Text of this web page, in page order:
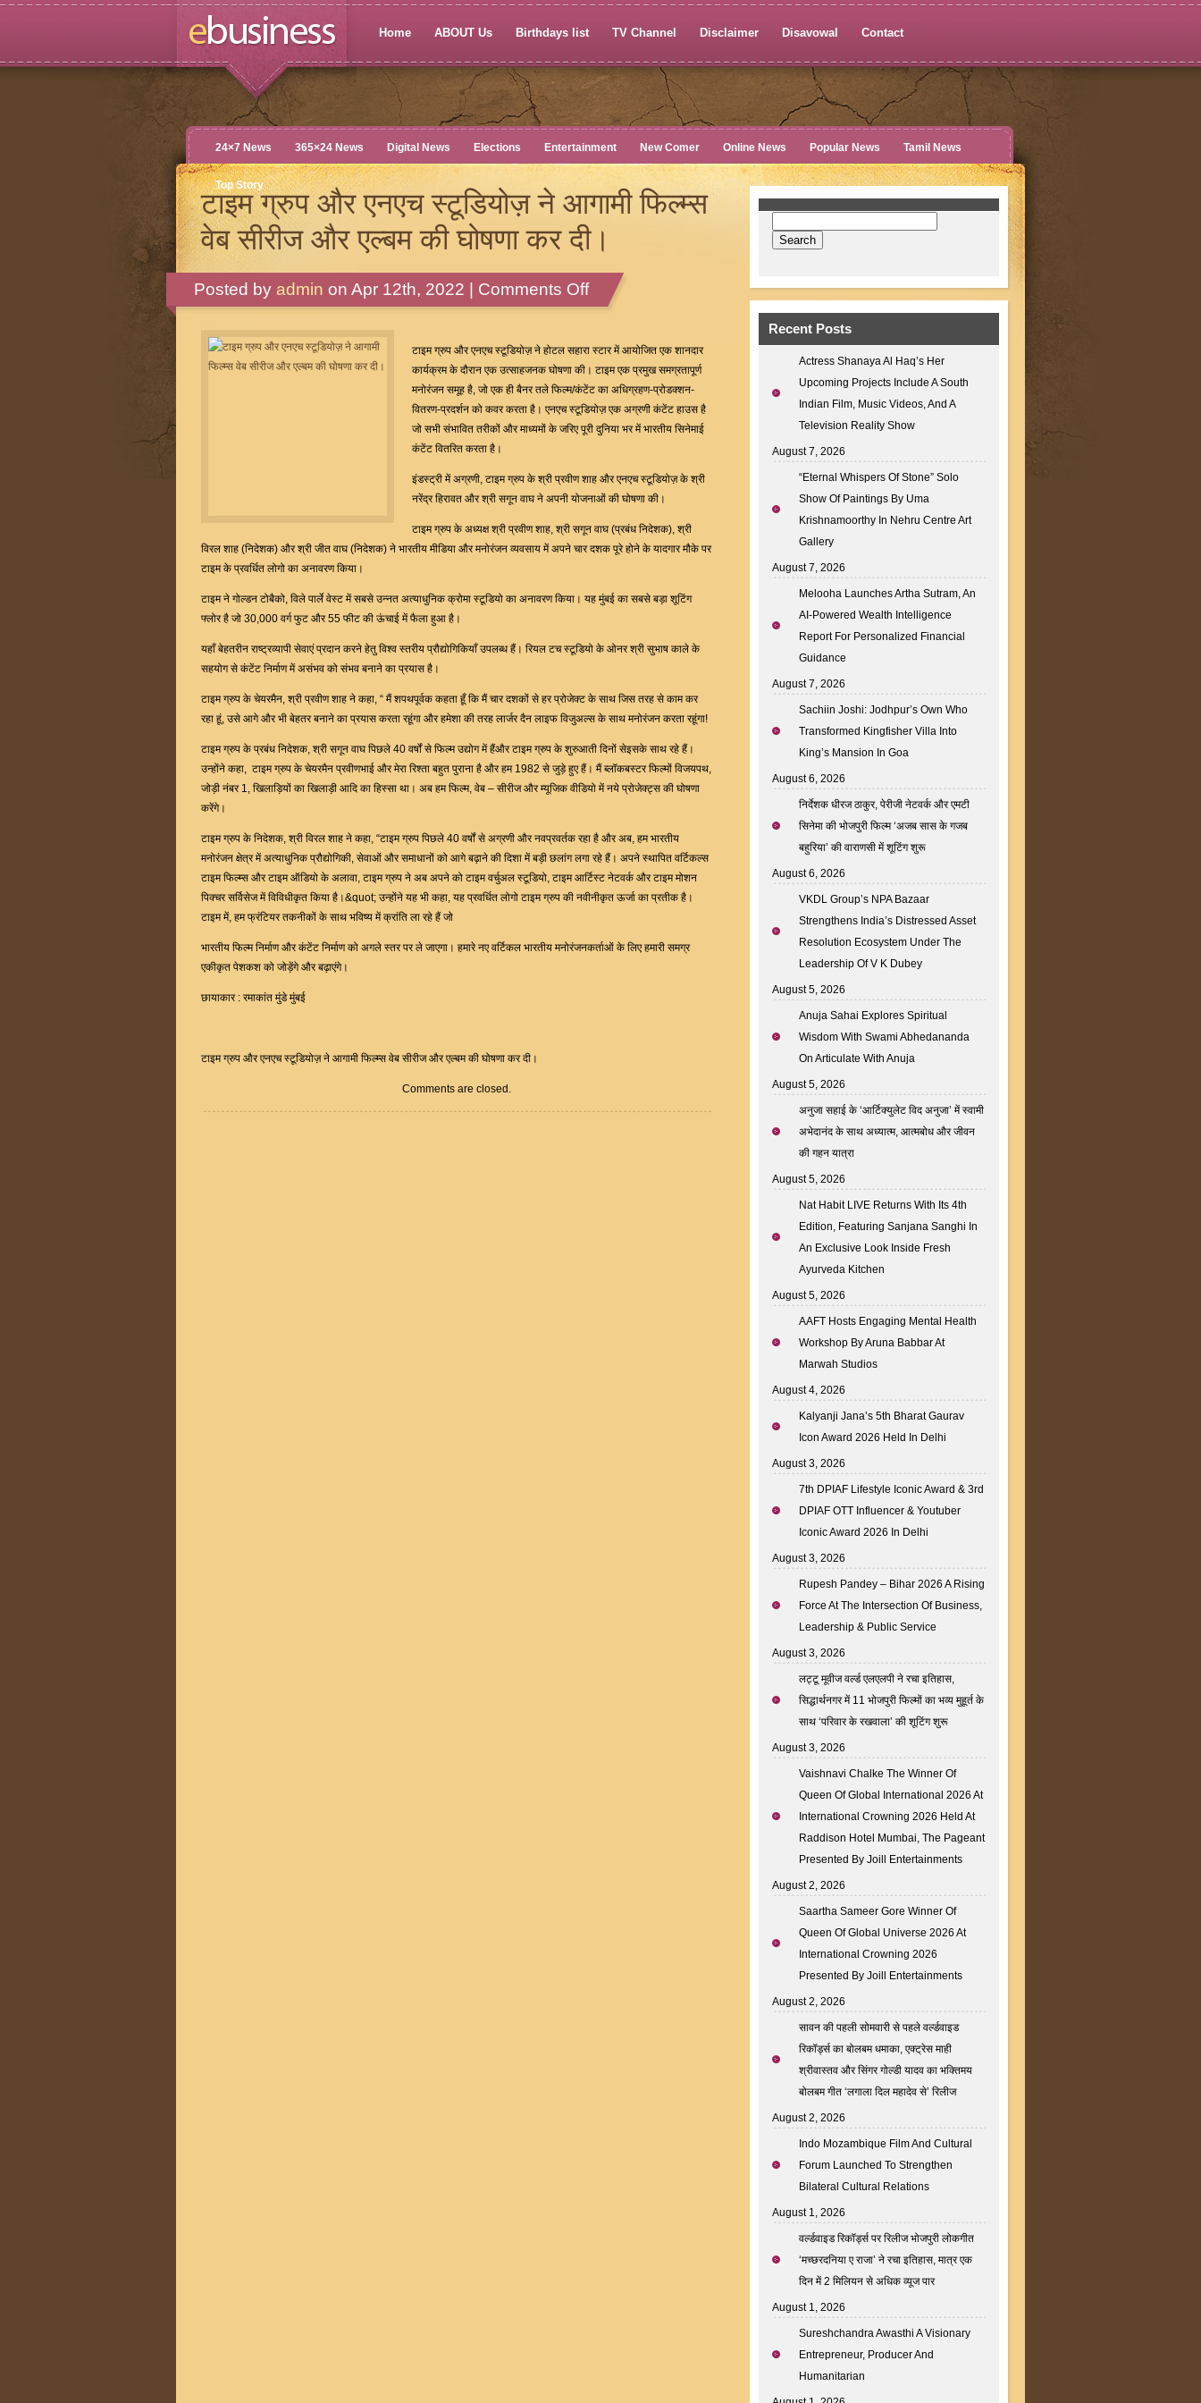
Home ABOUT Us Birthdays list TV Channel Disclaimer Disavowal Contact
24×7 News 365×24 News Digital News Elections Entertainment New Comer Online News Popular News Tamil News
Top Story
टाइम ग्रुप और एनएच स्टूडियोज़ ने आगामी फिल्म्स
वेब सीरीज और एल्बम की घोषणा कर दी।
Posted by admin on Apr 12th, 2022 | Comments Offon
टाइम
और
एनएच
स्टूडियोज़
ने
आगामी
सीरीज
और
एल्बम
की
दी।
टाइम ग्रुप और एनएच स्टूडियोज़ ने होटल सहारा स्टार में आयोजित एक शानदार
कार्यक्रम के दौरान एक उत्साहजनक घोषणा की। टाइम एक प्रमुख समग्रतापूर्ण
मनोरंजन समूह है, जो एक ही बैनर तले फिल्म/कंटेंट का अधिग्रहण-प्रोडक्शन-
वितरण-प्रदर्शन को कवर करता है। एनएच स्टूडियोज़ एक अग्रणी कंटेंट हाउस है
जो सभी संभावित तरीकों और माध्यमों के जरिए पूरी दुनिया भर में भारतीय सिनेमाई
कंटेंट वितरित करता है।
इंडस्ट्री में अग्रणी, टाइम ग्रुप के श्री प्रवीण शाह और एनएच स्टूडियोज़ के श्री
नरेंद्र हिरावत और श्री सगून वाघ ने अपनी योजनाओं की घोषणा की।
टाइम ग्रुप के अध्यक्ष श्री प्रवीण शाह, श्री सगून वाघ (प्रबंध निदेशक), श्री
विरल शाह (निदेशक) और श्री जीत वाघ (निदेशक) ने भारतीय मीडिया और मनोरंजन व्यवसाय में अपने चार दशक पूरे होने के यादगार मौके पर
टाइम के प्रवर्धित लोगो का अनावरण किया।
टाइम ने गोल्डन टोबैको, विले पार्ले वेस्ट में सबसे उन्नत अत्याधुनिक क्रोमा स्टूडियो का अनावरण किया। यह मुंबई का सबसे बड़ा शूटिंग
फ्लोर है जो 30,000 वर्ग फुट और 55 फीट की ऊंचाई में फैला हुआ है।
यहाँ बेहतरीन राष्ट्रव्यापी सेवाएं प्रदान करने हेतु विश्व स्तरीय प्रौद्योगिकियाँ उपलब्ध हैं। रियल टच स्टूडियो के ओनर श्री सुभाष काले के
सहयोग से कंटेंट निर्माण में असंभव को संभव बनाने का प्रयास है।
टाइम ग्रुप के चेयरमैन, श्री प्रवीण शाह ने कहा, “ मैं शपथपूर्वक कहता हूँ कि मैं चार दशकों से हर प्रोजेक्ट के साथ जिस तरह से काम कर
रहा हूं, उसे आगे और भी बेहतर बनाने का प्रयास करता रहूंगा और हमेशा की तरह लार्जर दैन लाइफ विजुअल्स के साथ मनोरंजन करता रहूंगा!
टाइम ग्रुप के प्रबंध निदेशक, श्री सगून वाघ पिछले 40 वर्षों से फिल्म उद्योग में हैंऔर टाइम ग्रुप के शुरुआती दिनों सेइसके साथ रहे हैं।
उन्होंने कहा, टाइम ग्रुप के चेयरमैन प्रवीणभाई और मेरा रिश्ता बहुत पुराना है और हम 1982 से जुड़े हुए हैं। मैं ब्लॉकबस्टर फिल्मों विजयपथ,
जोड़ी नंबर 1, खिलाड़ियों का खिलाड़ी आदि का हिस्सा था। अब हम फिल्म, वेब – सीरीज और म्यूजिक वीडियो में नये प्रोजेक्ट्स की घोषणा
करेंगे।
टाइम ग्रुप के निदेशक, श्री विरल शाह ने कहा, “टाइम ग्रुप पिछले 40 वर्षों से अग्रणी और नवप्रवर्तक रहा है और अब, हम भारतीय
मनोरंजन क्षेत्र में अत्याधुनिक प्रौद्योगिकी, सेवाओं और समाधानों को आगे बढ़ाने की दिशा में बड़ी छलांग लगा रहे हैं। अपने स्थापित वर्टिकल्स
टाइम फिल्म्स और टाइम ऑडियो के अलावा, टाइम ग्रुप ने अब अपने को टाइम वर्चुअल स्टूडियो, टाइम आर्टिस्ट नेटवर्क और टाइम मोशन
पिक्चर सर्विसेज में विविधीकृत किया है।&quot; उन्होंने यह भी कहा, यह प्रवर्धित लोगो टाइम ग्रुप की नवीनीकृत ऊर्जा का प्रतीक है।
टाइम में, हम फ्रंटियर तकनीकों के साथ भविष्य में क्रांति ला रहे हैं जो
भारतीय फिल्म निर्माण और कंटेंट निर्माण को अगले स्तर पर ले जाएगा। हमारे नए वर्टिकल भारतीय मनोरंजनकर्ताओं के लिए हमारी समग्र
एकीकृत पेशकश को जोड़ेंगे और बढ़ाएंगे।
छायाकार : रमाकांत मुंडे मुंबई
टाइम ग्रुप और एनएच स्टूडियोज़ ने आगामी फिल्म्स वेब सीरीज और एल्बम की घोषणा कर दी।
Comments are closed.
Recent Posts
Actress Shanaya Al Haq’s Her
Upcoming Projects Include A South
Indian Film, Music Videos, And A
Television Reality Show
August 7, 2026
“Eternal Whispers Of Stone” Solo
Show Of Paintings By Uma
Krishnamoorthy In Nehru Centre Art
Gallery
August 7, 2026
Melooha Launches Artha Sutram, An
AI-Powered Wealth Intelligence
Report For Personalized Financial
Guidance
August 7, 2026
Sachiin Joshi: Jodhpur’s Own Who
Transformed Kingfisher Villa Into
King’s Mansion In Goa
August 6, 2026
निर्देशक धीरज ठाकुर, पेरीजी नेटवर्क और एमटी
सिनेमा की भोजपुरी फिल्म ‘अजब सास के गजब
बहुरिया’ की वाराणसी में शूटिंग शुरू
August 6, 2026
VKDL Group’s NPA Bazaar
Strengthens India’s Distressed Asset
Resolution Ecosystem Under The
Leadership Of V K Dubey
August 5, 2026
Anuja Sahai Explores Spiritual
Wisdom With Swami Abhedananda
On Articulate With Anuja
August 5, 2026
अनुजा सहाई के ‘आर्टिक्युलेट विद अनुजा’ में स्वामी
अभेदानंद के साथ अध्यात्म, आत्मबोध और जीवन
की गहन यात्रा
August 5, 2026
Nat Habit LIVE Returns With Its 4th
Edition, Featuring Sanjana Sanghi In
An Exclusive Look Inside Fresh
Ayurveda Kitchen
August 5, 2026
AAFT Hosts Engaging Mental Health
Workshop By Aruna Babbar At
Marwah Studios
August 4, 2026
Kalyanji Jana’s 5th Bharat Gaurav
Icon Award 2026 Held In Delhi
August 3, 2026
7th DPIAF Lifestyle Iconic Award & 3rd
DPIAF OTT Influencer & Youtuber
Iconic Award 2026 In Delhi
August 3, 2026
Rupesh Pandey – Bihar 2026 A Rising
Force At The Intersection Of Business,
Leadership & Public Service
August 3, 2026
लट्टू मूवीज वर्ल्ड एलएलपी ने रचा इतिहास,
सिद्धार्थनगर में 11 भोजपुरी फिल्मों का भव्य मुहूर्त के
साथ ‘परिवार के रखवाला’ की शूटिंग शुरू
August 3, 2026
Vaishnavi Chalke The Winner Of
Queen Of Global International 2026 At
International Crowning 2026 Held At
Raddison Hotel Mumbai, The Pageant
Presented By Joill Entertainments
August 2, 2026
Saartha Sameer Gore Winner Of
Queen Of Global Universe 2026 At
International Crowning 2026
Presented By Joill Entertainments
August 2, 2026
सावन की पहली सोमवारी से पहले वर्ल्डवाइड
रिकॉर्ड्स का बोलबम धमाका, एक्ट्रेस माही
श्रीवास्तव और सिंगर गोल्डी यादव का भक्तिमय
बोलबम गीत ‘लगाला दिल महादेव से’ रिलीज
August 2, 2026
Indo Mozambique Film And Cultural
Forum Launched To Strengthen
Bilateral Cultural Relations
August 1, 2026
वर्ल्डवाइड रिकॉर्ड्स पर रिलीज भोजपुरी लोकगीत
‘मच्छरदनिया ए राजा’ ने रचा इतिहास, मात्र एक
दिन में 2 मिलियन से अधिक व्यूज पार
August 1, 2026
Sureshchandra Awasthi A Visionary
Entrepreneur, Producer And
Humanitarian